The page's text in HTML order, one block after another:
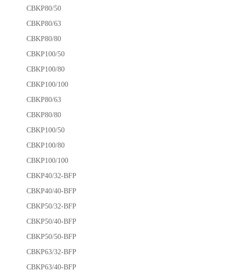
CBKP80/50
CBKP80/63
CBKP80/80
CBKP100/50
CBKP100/80
CBKP100/100
CBKP80/63
CBKP80/80
CBKP100/50
CBKP100/80
CBKP100/100
CBKP40/32-BFP
CBKP40/40-BFP
CBKP50/32-BFP
CBKP50/40-BFP
CBKP50/50-BFP
CBKP63/32-BFP
CBKP63/40-BFP